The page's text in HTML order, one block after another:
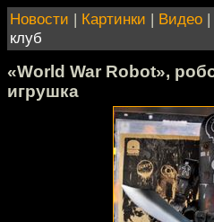
Новости | Картинки | Видео |
клуб
«World War Robot»,
игрушка